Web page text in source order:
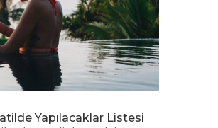
Yapılacaklar Listesi